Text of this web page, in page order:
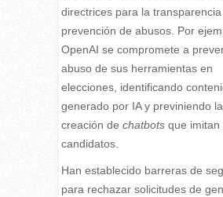
directrices para la transparencia
prevención de abusos. Por
OpenAI se compromete a
abuso de sus herramientas en
elecciones, identificando
generado por IA y previniendo la
creación de chatbotsque imitan
candidatos.
Han establecido barreras de
para rechazar solicitudes de